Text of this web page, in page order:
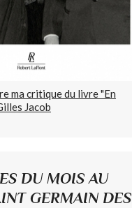
ma critique du livre "En
Jacob
DU MOIS AU
GERMAIN DES